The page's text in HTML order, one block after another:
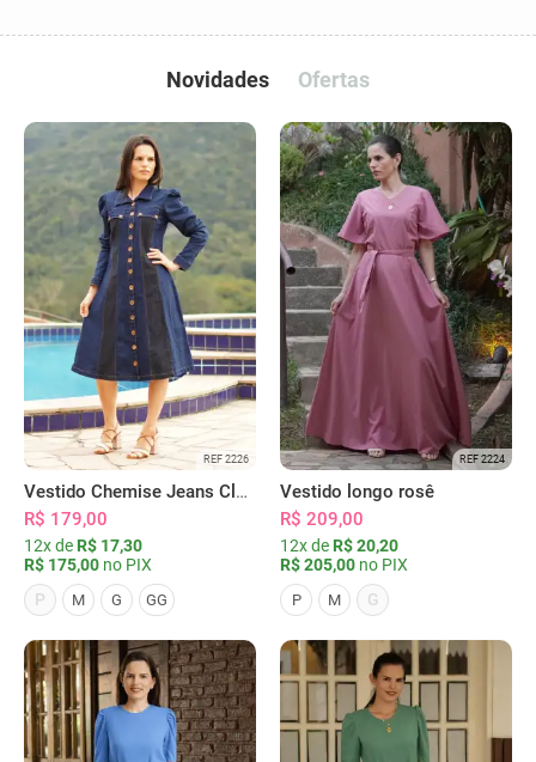
Novidades Ofertas
REF 2226
Vestido Chemise Jeans Clássica Serena
R$ 179,00
12x de R$ 17,30
R$ 175,00 no PIX
P
M G GG
REF 2224
Vestido longo rosê
R$ 209,00
12x de R$ 20,20
R$ 205,00 no PIX
P M G